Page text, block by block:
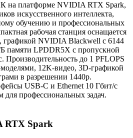
платформе NVIDIA RTX Spark,
искусственного интеллекта,
обучению и профессиональных
рабочая станция оснащается
графикой NVIDIA Blackwell с 6144
памяти LPDDR5X с пропускной
Производительность до 1 PFLOPS
12K-видео, 3D-графикой
в разрешении 1440p.
USB-C и Ethernet 10 Гбит/с
для профессиональных задач.
RTX Spark